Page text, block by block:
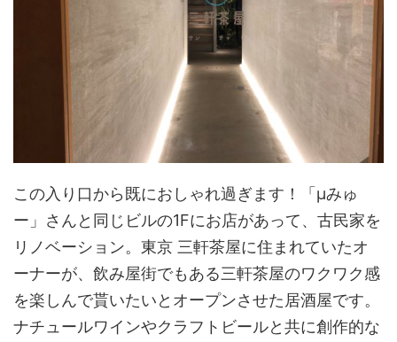
この入り口から既におしゃれ過ぎます！「μみゅ
ー」さんと同じビルの1Fにお店があって、古民家を
リノベーション。東京 三軒茶屋に住まれていたオ
ーナーが、飲み屋街でもある三軒茶屋のワクワク感
を楽しんで貰いたいとオープンさせた居酒屋です。
ナチュールワインやクラフトビールと共に創作的な